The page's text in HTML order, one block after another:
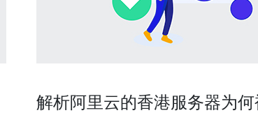
解析阿里云的香港服务器为何